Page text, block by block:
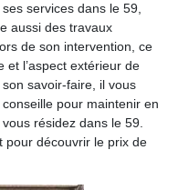
services dans le 59,
aussi des travaux
de son intervention, ce
et l’aspect extérieur de
savoir-faire, il vous
pour maintenir en
résidez dans le 59.
pour découvrir le prix de